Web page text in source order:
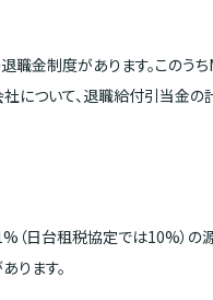
職金制度があります。このう
について、退職給付引当金
（日台租税協定では10%）の
ります。